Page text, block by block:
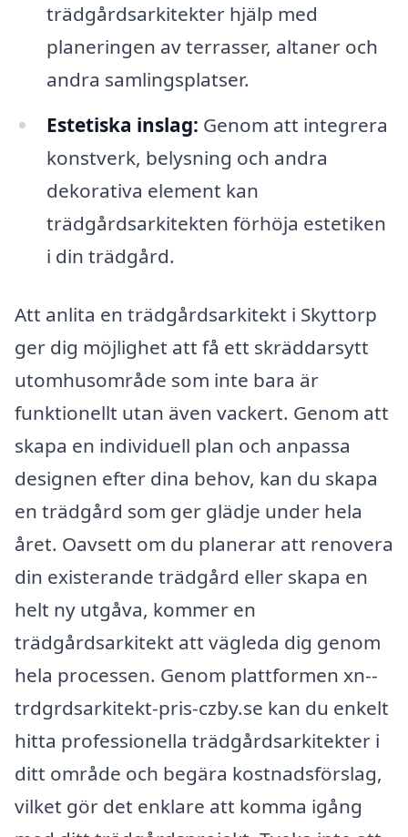
trädgårdsarkitekter hjälp med
planeringen av terrasser, altaner och
andra samlingsplatser.
Estetiska inslag: Genom att integrera
konstverk, belysning och andra
dekorativa element kan
trädgårdsarkitekten förhöja estetiken
i din trädgård.
Att anlita en trädgårdsarkitekt i Skyttorp
ger dig möjlighet att få ett skräddarsytt
utomhusområde som inte bara är
funktionellt utan även vackert. Genom att
skapa en individuell plan och anpassa
designen efter dina behov, kan du skapa
en trädgård som ger glädje under hela
året. Oavsett om du planerar att renovera
din existerande trädgård eller skapa en
helt ny utgåva, kommer en
trädgårdsarkitekt att vägleda dig genom
hela processen. Genom plattformen xn--
trdgrdsarkitekt-pris-czby.se kan du enkelt
hitta professionella trädgårdsarkitekter i
ditt område och begära kostnadsförslag,
vilket gör det enklare att komma igång